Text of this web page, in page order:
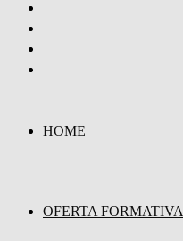
HOME
OFERTA FORMATIVA